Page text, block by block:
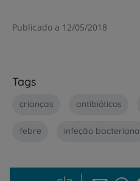
Publicado a 12/05/2018
Tags
crianças antibióticos
febre infeção bacteriana